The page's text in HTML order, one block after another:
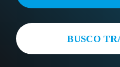
BUSCO